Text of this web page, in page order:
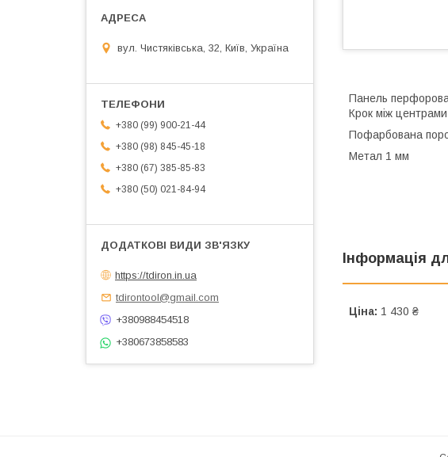
Панель
Крок між
Пофарбована
Метал 1 мм
Інформація
Ціна: 1 430 ₴
вул. Чистяківська, 32, Київ, Україна
+380 (99) 900-21-44
+380 (98) 845-45-18
+380 (67) 385-85-83
+380 (50) 021-84-94
https://tdiron.in.ua
tdirontool@gmail.com
+380988454518
+380673858583